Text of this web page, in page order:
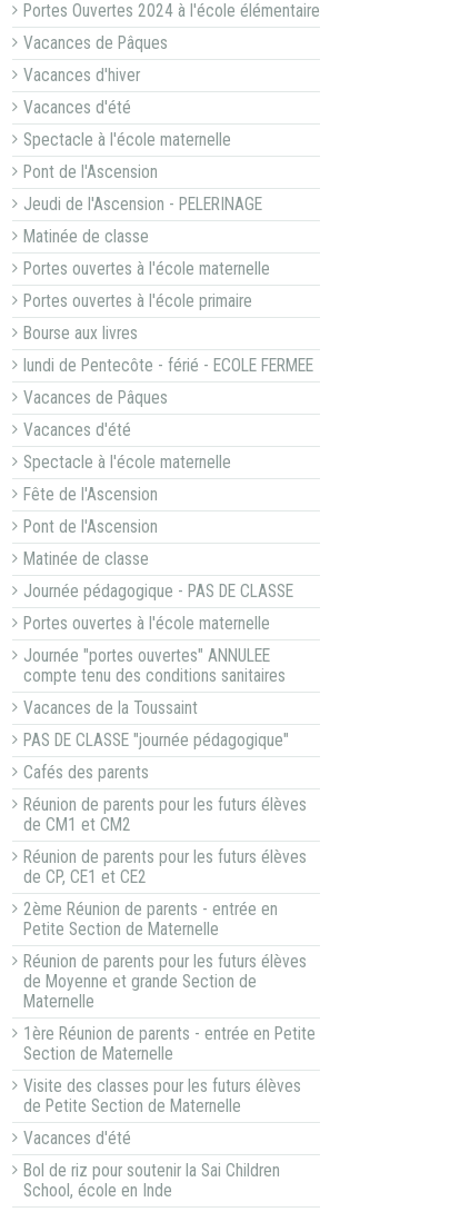
Portes Ouvertes 2024 à l'école élémentaire
Vacances de Pâques
Vacances d'hiver
Vacances d'été
Spectacle à l'école maternelle
Pont de l'Ascension
Jeudi de l'Ascension - PELERINAGE
Matinée de classe
Portes ouvertes à l'école maternelle
Portes ouvertes à l'école primaire
Bourse aux livres
lundi de Pentecôte - férié - ECOLE FERMEE
Vacances de Pâques
Vacances d'été
Spectacle à l'école maternelle
Fête de l'Ascension
Pont de l'Ascension
Matinée de classe
Journée pédagogique - PAS DE CLASSE
Portes ouvertes à l'école maternelle
Journée "portes ouvertes" ANNULEE
compte tenu des conditions sanitaires
Vacances de la Toussaint
PAS DE CLASSE "journée pédagogique"
Cafés des parents
Réunion de parents pour les futurs élèves
de CM1 et CM2
Réunion de parents pour les futurs élèves
de CP, CE1 et CE2
2ème Réunion de parents - entrée en
Petite Section de Maternelle
Réunion de parents pour les futurs élèves
de Moyenne et grande Section de
Maternelle
1ère Réunion de parents - entrée en Petite
Section de Maternelle
Visite des classes pour les futurs élèves
de Petite Section de Maternelle
Vacances d'été
Bol de riz pour soutenir la Sai Children
School, école en Inde